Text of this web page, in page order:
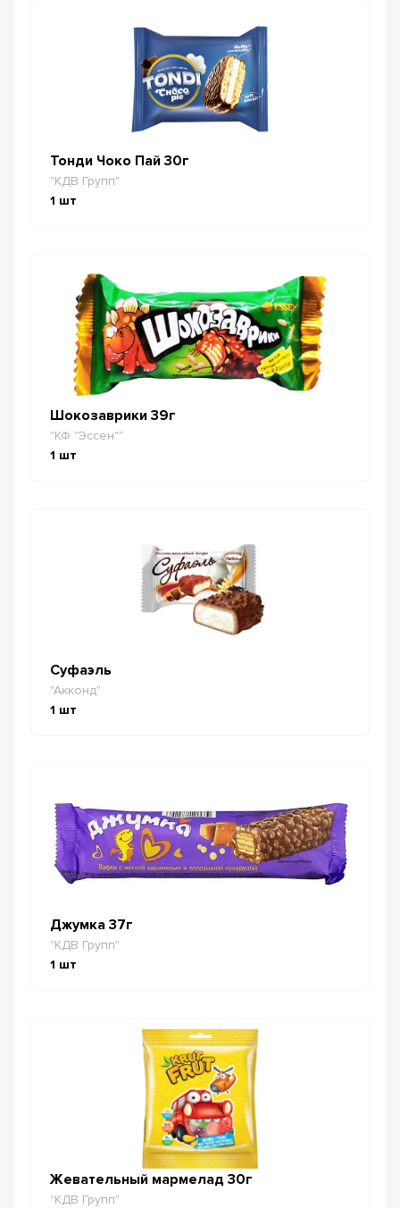
Тонди Чоко Пай 30г
"КДВ Групп"
1 шт
Шокозаврики 39г
"КФ "Эссен""
1 шт
Суфаэль
"Акконд"
1 шт
Джумка 37г
"КДВ Групп"
1 шт
Жевательный мармелад 30г
"КДВ Групп"